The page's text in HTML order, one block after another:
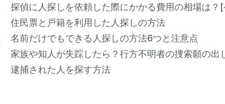
探偵に人探しを依頼した際にかかる費用の相場は？
住民票と戸籍を利用した人探しの方法
名前だけでもできる人探しの方法6つと注意点
家族や知人が失踪したら？行方不明者の捜索願の出
逮捕された人を探す方法